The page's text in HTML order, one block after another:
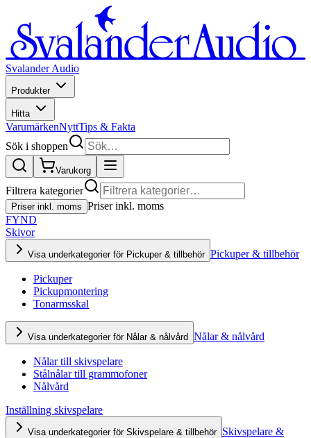
Svalander Audio
Produkter
Hitta
VarumärkenNyttTips & Fakta
Sök i shoppen
Varukorg
Filtrera kategorier
Priser inkl. moms Priser inkl. moms
FYND
Skivor
Visa underkategorier för Pickuper & tillbehör Pickuper & tillbehör
Pickuper
Pickupmontering
Tonarmsskal
Visa underkategorier för Nålar & nålvård Nålar & nålvård
Nålar till skivspelare
Stålnålar till grammofoner
Nålvård
Inställning skivspelare
Visa underkategorier för Skivspelare & tillbehör Skivspelare &